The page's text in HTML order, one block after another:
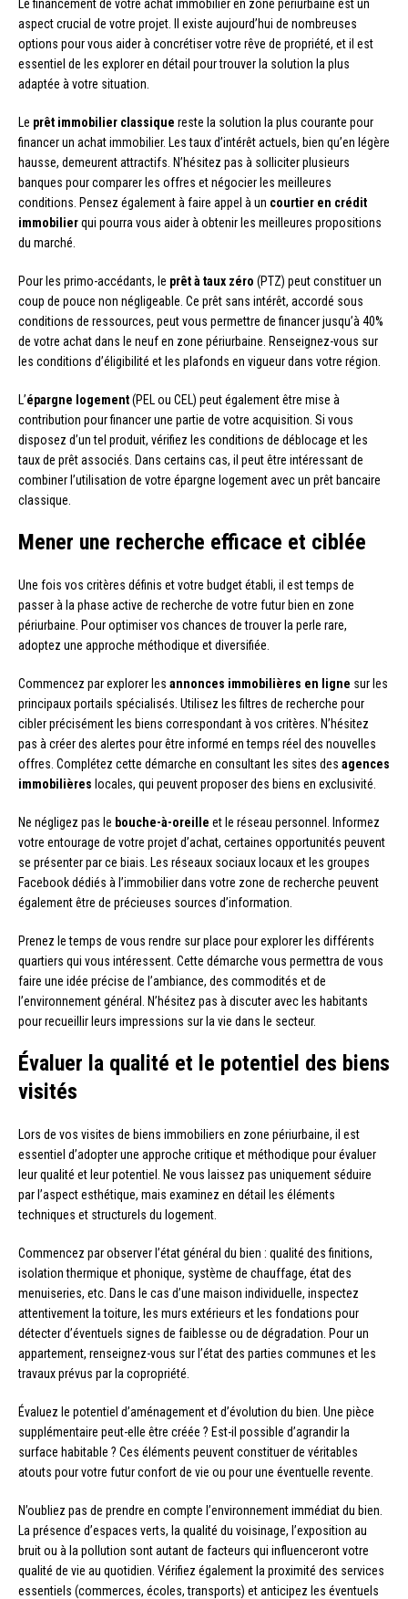
Le financement de votre achat immobilier en zone périurbaine est un
aspect crucial de votre projet. Il existe aujourd’hui de nombreuses
options pour vous aider à concrétiser votre rêve de propriété, et il est
essentiel de les explorer en détail pour trouver la solution la plus
adaptée à votre situation.
Le prêt immobilier classique reste la solution la plus courante pour
financer un achat immobilier. Les taux d’intérêt actuels, bien qu’en légère
hausse, demeurent attractifs. N’hésitez pas à solliciter plusieurs
banques pour comparer les offres et négocier les meilleures
conditions. Pensez également à faire appel à un courtier en crédit
immobilierqui pourra vous aider à obtenir les meilleures propositions
du marché.
Pour les primo-accédants, le prêt à taux zéro (PTZ) peut constituer un
coup de pouce non négligeable. Ce prêt sans intérêt, accordé sous
conditions de ressources, peut vous permettre de financer jusqu’à 40%
de votre achat dans le neuf en zone périurbaine. Renseignez-vous sur
les conditions d’éligibilité et les plafonds en vigueur dans votre région.
L’épargne logement(PEL ou CEL) peut également être mise à
contribution pour financer une partie de votre acquisition. Si vous
disposez d’un tel produit, vérifiez les conditions de déblocage et les
taux de prêt associés. Dans certains cas, il peut être intéressant de
combiner l’utilisation de votre épargne logement avec un prêt bancaire
classique.
Mener une recherche efficace et ciblée
Une fois vos critères définis et votre budget établi, il est temps de
passer à la phase active de recherche de votre futur bien en zone
périurbaine. Pour optimiser vos chances de trouver la perle rare,
adoptez une approche méthodique et diversifiée.
Commencez par explorer les annonces immobilières en ligne sur les
principaux portails spécialisés. Utilisez les filtres de recherche pour
cibler précisément les biens correspondant à vos critères. N’hésitez
pas à créer des alertes pour être informé en temps réel des nouvelles
offres. Complétez cette démarche en consultant les sites des agences
immobilières locales, qui peuvent proposer des biens en exclusivité.
Ne négligez pas le bouche-à-oreille et le réseau personnel. Informez
votre entourage de votre projet d’achat, certaines opportunités peuvent
se présenter par ce biais. Les réseaux sociaux locaux et les groupes
Facebook dédiés à l’immobilier dans votre zone de recherche peuvent
également être de précieuses sources d’information.
Prenez le temps de vous rendre sur place pour explorer les différents
quartiers qui vous intéressent. Cette démarche vous permettra de vous
faire une idée précise de l’ambiance, des commodités et de
l’environnement général. N’hésitez pas à discuter avec les habitants
pour recueillir leurs impressions sur la vie dans le secteur.
Évaluer la qualité et le potentiel des biens
visités
Lors de vos visites de biens immobiliers en zone périurbaine, il est
essentiel d’adopter une approche critique et méthodique pour évaluer
leur qualité et leur potentiel. Ne vous laissez pas uniquement séduire
par l’aspect esthétique, mais examinez en détail les éléments
techniques et structurels du logement.
Commencez par observer l’état général du bien : qualité des finitions,
isolation thermique et phonique, système de chauffage, état des
menuiseries, etc. Dans le cas d’une maison individuelle, inspectez
attentivement la toiture, les murs extérieurs et les fondations pour
détecter d’éventuels signes de faiblesse ou de dégradation. Pour un
appartement, renseignez-vous sur l’état des parties communes et les
travaux prévus par la copropriété.
Évaluez le potentiel d’aménagement et d’évolution du bien. Une pièce
supplémentaire peut-elle être créée ? Est-il possible d’agrandir la
surface habitable ? Ces éléments peuvent constituer de véritables
atouts pour votre futur confort de vie ou pour une éventuelle revente.
N’oubliez pas de prendre en compte l’environnement immédiat du bien.
La présence d’espaces verts, la qualité du voisinage, l’exposition au
bruit ou à la pollution sont autant de facteurs qui influenceront votre
qualité de vie au quotidien. Vérifiez également la proximité des services
essentiels (commerces, écoles, transports) et anticipez les éventuels